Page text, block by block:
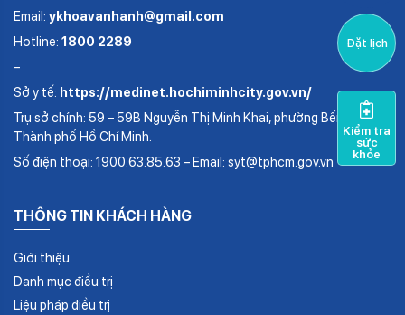
Email: ykhoavanhanh@gmail.com
Hotline: 1800 2289
–
Sở y tế: https://medinet.hochiminhcity.gov.vn/
Trụ sở chính: 59 – 59B Nguyễn Thị Minh Khai, phường Bến Thành,
Thành phố Hồ Chí Minh.
Số điện thoại: 1900.63.85.63 – Email: syt@tphcm.gov.vn
THÔNG TIN KHÁCH HÀNG
Giới thiệu
Danh mục điều trị
Liệu pháp điều trị
Đặt lịch
Kiểm tra
sức
khỏe